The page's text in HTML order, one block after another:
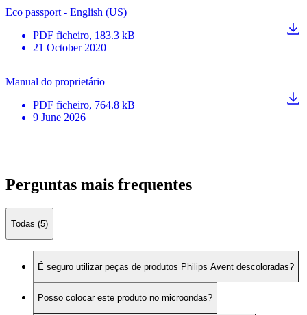
Eco passport - English (US)
PDF ficheiro, 183.3 kB
21 October 2020
Manual do proprietário
PDF ficheiro, 764.8 kB
9 June 2026
Perguntas mais frequentes
Todas (5)
É seguro utilizar peças de produtos Philips Avent descoloradas?
Posso colocar este produto no microondas?